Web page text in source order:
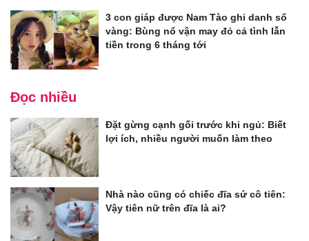
3 con giáp được Nam Tào ghi danh sổ
vàng: Bùng nổ vận may đỏ cả tình lẫn
tiền trong 6 tháng tới
Đọc nhiều
Đặt gừng cạnh gối trước khi ngủ: Biết
lợi ích, nhiều người muốn làm theo
Nhà nào cũng có chiếc đĩa sứ cô tiên:
Vậy tiên nữ trên đĩa là ai?